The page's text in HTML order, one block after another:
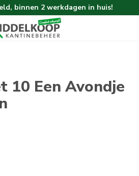
binnen 2 werkdagen in huis!
en gemakkelijk bestellen!
vanaf 100,-!
10 Een Avondje